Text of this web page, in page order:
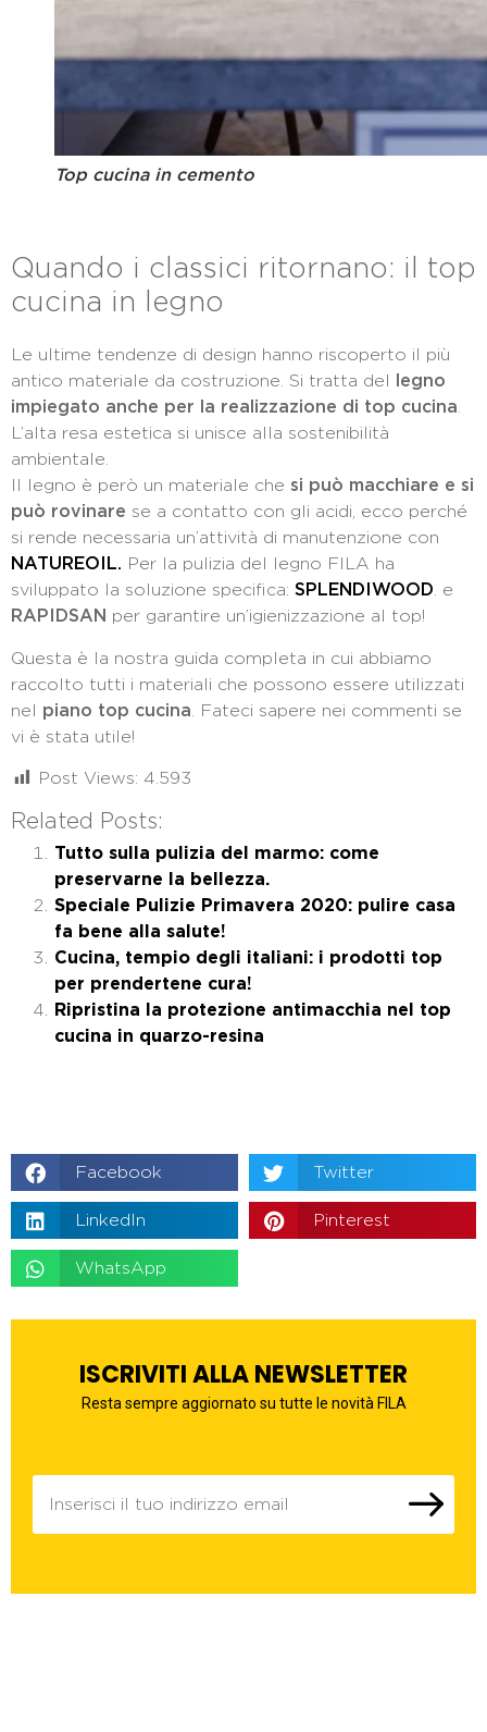
Top cucina in cemento
Quando i classici ritornano: il top
cucina in legno
Le ultime tendenze di design hanno riscoperto il più
antico materiale da costruzione. Si tratta del
legno
impiegato anche per la realizzazione di top cucina.
L’alta resa estetica si unisce alla sostenibilità
ambientale.
Il legno è però un materiale che si può macchiare e si
può rovinare se a contatto con gli acidi, ecco perché
si rende necessaria un’attività di manutenzione con
NATUREOIL. Per la pulizia del legno FILA ha
sviluppato la soluzione specifica: SPLENDIWOOD. e
RAPIDSAN per garantire un’igienizzazione al top!
Questa è la nostra guida completa in cui abbiamo
raccolto tutti i materiali che possono essere utilizzati
nel piano top cucina . Fateci sapere nei commenti se
vi è stata utile!
Post Views: 4.593
Related Posts:
Tutto sulla pulizia del marmo: come
preservarne la bellezza.
Speciale Pulizie Primavera 2020: pulire casa
fa bene alla salute!
Cucina, tempio degli italiani: i prodotti top
per prendertene cura!
Ripristina la protezione antimacchia nel top
cucina in quarzo-resina
Facebook Twitter
LinkedIn Pinterest
WhatsApp
ISCRIVITI ALLA NEWSLETTER
Resta sempre aggiornato su tutte le novità FILA